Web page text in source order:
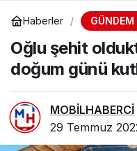
Haberler GÜNDEM
Oğlu şehit
doğum günü
MOBİLHABERCİ
29 Temmuz